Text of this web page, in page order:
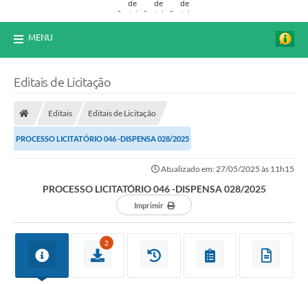
MENU
Editais de Licitação
Editais Editais de Licitação
PROCESSO LICITATÓRIO 046 -DISPENSA 028/2025
Atualizado em: 27/05/2025 às 11h15
PROCESSO LICITATÓRIO 046 -DISPENSA 028/2025
Imprimir
2